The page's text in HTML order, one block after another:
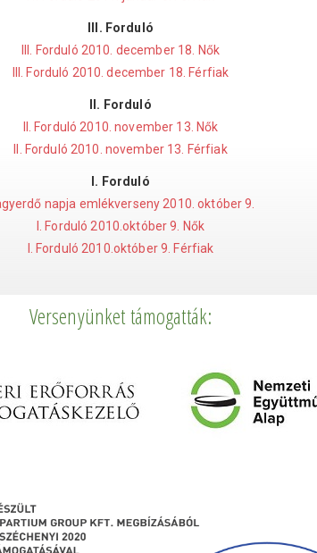
III. Forduló
III. Forduló 2010. december 18. Nők
III. Forduló 2010. december 18. Férfiak
II. Forduló
II. Forduló 2010. november 13. Nők
II. Forduló 2010. november 13. Férfiak
I. Forduló
napja emlékverseny 2010. október 9.
I. Forduló 2010.október 9. Nők
I. Forduló 2010.október 9. Férfiak
Versenyünket támogatták: